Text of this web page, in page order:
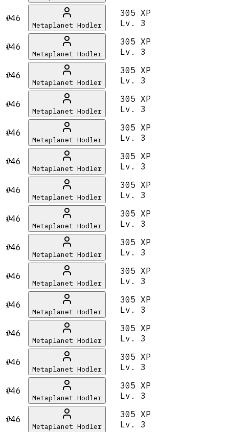
#46
Metaplanet Hodler
305 XP
Lv. 3
#46
Metaplanet Hodler
305 XP
Lv. 3
#46
Metaplanet Hodler
305 XP
Lv. 3
#46
Metaplanet Hodler
305 XP
Lv. 3
#46
Metaplanet Hodler
305 XP
Lv. 3
#46
Metaplanet Hodler
305 XP
Lv. 3
#46
Metaplanet Hodler
305 XP
Lv. 3
#46
Metaplanet Hodler
305 XP
Lv. 3
#46
Metaplanet Hodler
305 XP
Lv. 3
#46
Metaplanet Hodler
305 XP
Lv. 3
#46
Metaplanet Hodler
305 XP
Lv. 3
#46
Metaplanet Hodler
305 XP
Lv. 3
#46
Metaplanet Hodler
305 XP
Lv. 3
#46
Metaplanet Hodler
305 XP
Lv. 3
#46
Metaplanet Hodler
305 XP
Lv. 3